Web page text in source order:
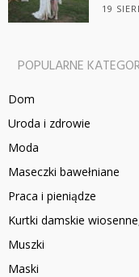
19
POPULARNE
Dom
Uroda i zdrowie
Moda
Maseczki bawełniane
Praca i pieniądze
Kurtki damskie
Muszki
Maski